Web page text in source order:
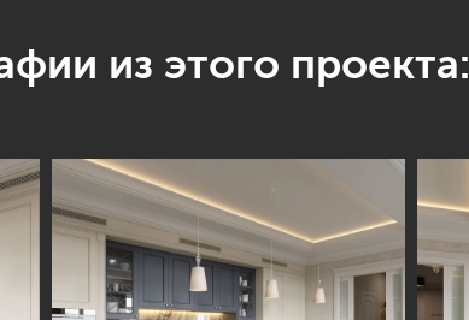
из этого проекта: